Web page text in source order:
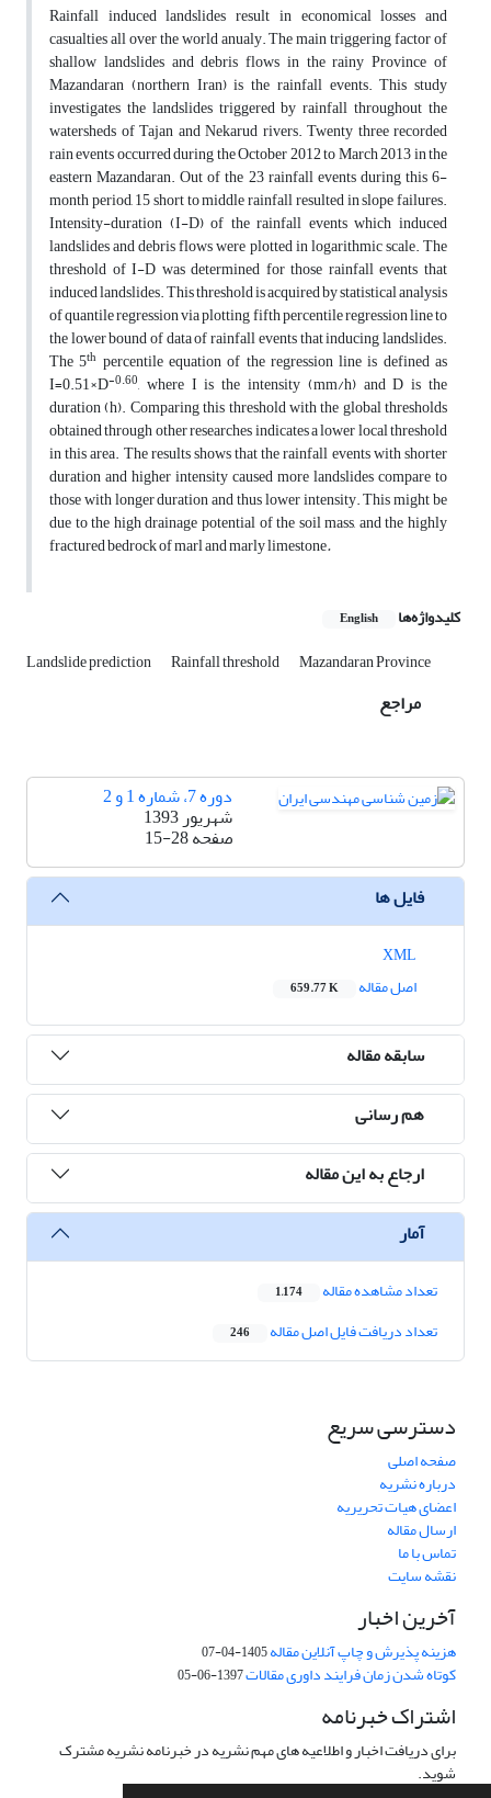
Rainfall induced landslides result in economical losses and
casualties all over the world anualy. The main triggering factor of
shallow landslides and debris flows in the rainy Province of
Mazandaran (northern Iran) is the rainfall events. This study
investigates the landslides triggered by rainfall throughout the
watersheds of Tajan and Nekarud rivers. Twenty three recorded
rain events occurred during the October 2012 to March 2013 in the
eastern Mazandaran. Out of the 23 rainfall events during this 6-
month period, 15 short to middle rainfall resulted in slope failures.
Intensity-duration (I-D) of the rainfall events which induced
landslides and debris flows were plotted in logarithmic scale. The
threshold of I-D was determined for those rainfall events that
induced landslides. This threshold is acquired by statistical analysis
of quantile regression via plotting fifth percentile regression line to
the lower bound of data of rainfall events that inducing landslides.
The 5th percentile equation of the regression line is defined as
I=0.51×D-0.60, where I is the intensity (mm/h) and D is the
duration (h). Comparing this threshold with the global thresholds
obtained through other researches indicates a lower local threshold
in this area. The results shows that the rainfall events with shorter
duration and higher intensity caused more landslides compare to
those with longer duration and thus lower intensity. This might be
due to the high drainage potential of the soil mass, and the highly
fractured bedrock of marl and marly limestone.
کلیدواژه‌ها English
Landslide prediction Rainfall threshold Mazandaran Province
مراجع
دوره 7، شماره 1 و 2
شهریور 1393
صفحه15-28
فایل ها
اصل مقاله
659.77 K
سابقه مقاله
هم رسانی
ارجاع به این مقاله
آمار
تعداد مشاهده مقاله 1,174
تعداد دریافت فایل اصل مقاله 246
دسترسی سریع
صفحه اصلی
درباره نشریه
اعضای هیات تحریریه
ارسال مقاله
تماس با ما
نقشه سایت
آخرین اخبار
هزینه پذیرش و چاپ آنلاین مقاله1405-04-07
کوتاه شدن زمان فرایند داوری مقالات1397-06-05
اشتراک خبرنامه
برای دریافت اخبار و اطلاعیه های مهم نشریه در خبرنامه نشریه مشترک
شوید.